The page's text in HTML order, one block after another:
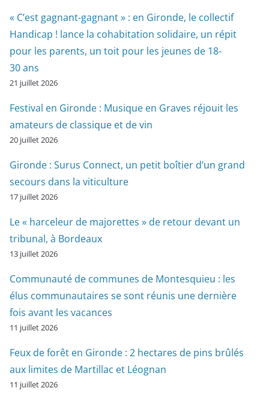
« C’est gagnant-gagnant » : en Gironde, le collectif
Handicap ! lance la cohabitation solidaire, un répit
pour les parents, un toit pour les jeunes de 18-
30 ans
21 juillet 2026
Festival en Gironde : Musique en Graves réjouit les
amateurs de classique et de vin
20 juillet 2026
Gironde : Surus Connect, un petit boîtier d’un grand
secours dans la viticulture
17 juillet 2026
Le « harceleur de majorettes » de retour devant un
tribunal, à Bordeaux
13 juillet 2026
Communauté de communes de Montesquieu : les
élus communautaires se sont réunis une dernière
fois avant les vacances
11 juillet 2026
Feux de forêt en Gironde : 2 hectares de pins brûlés
aux limites de Martillac et Léognan
11 juillet 2026